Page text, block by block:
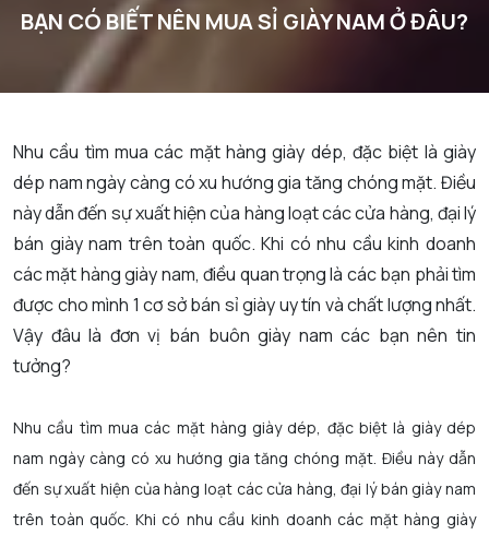
BẠN CÓ BIẾT NÊN MUA SỈ GIÀY NAM Ở ĐÂU?
Nhu cầu tìm mua các mặt hàng giày dép, đặc biệt là giày
dép nam ngày càng có xu hướng gia tăng chóng mặt. Điều
này dẫn đến sự xuất hiện của hàng loạt các cửa hàng, đại lý
bán giày nam trên toàn quốc. Khi có nhu cầu kinh doanh
các mặt hàng giày nam, điều quan trọng là các bạn phải tìm
được cho mình 1 cơ sở bán sỉ giày uy tín và chất lượng nhất.
Vậy đâu là đơn vị bán buôn giày nam các bạn nên tin
tưởng?
Nhu cầu tìm mua các mặt hàng giày dép, đặc biệt là giày dép
nam ngày càng có xu hướng gia tăng chóng mặt. Điều này dẫn
đến sự xuất hiện của hàng loạt các cửa hàng, đại lý bán giày nam
trên toàn quốc. Khi có nhu cầu kinh doanh các mặt hàng giày